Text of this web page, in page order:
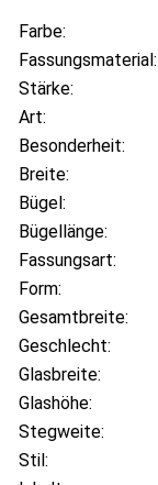
Farbe:
Fassungsmaterial:
Stärke:
Art:
Besonderheit:
Breite:
Bügel:
Bügellänge:
Fassungsart:
Form:
Gesamtbreite:
Geschlecht:
Glasbreite:
Glashöhe:
Stegweite:
Stil: